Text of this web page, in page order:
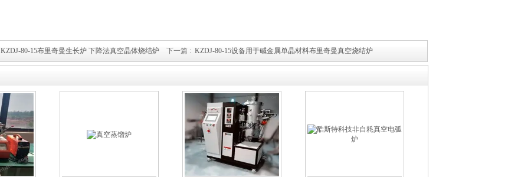
KZDJ-80-15布里奇曼生长炉 下降法真空晶体烧结炉 下一篇 : KZDJ-80-15设备用于碱金属单晶材料布里奇曼真空烧结炉